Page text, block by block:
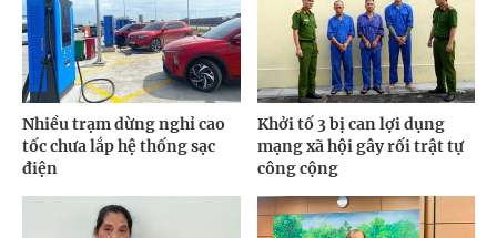
Nhiều trạm dừng nghỉ cao
tốc chưa lắp hệ thống sạc
điện
Khởi tố 3 bị can lợi dụng
mạng xã hội gây rối trật tự
công cộng